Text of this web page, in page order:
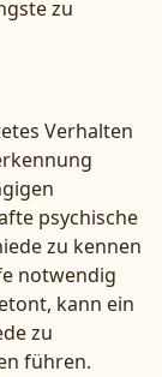
zu
Verhalten
psychische
zu kennen
notwendig
kann ein
zu
führen.